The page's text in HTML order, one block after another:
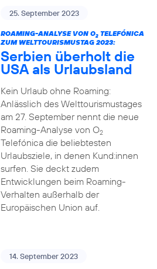
25. September 2023
ROAMING-ANALYSE VON O2TELEFÓNICA
ZUM WELTTOURISMUSTAG 2023:
Serbien überholt die
USA als Urlaubsland
Kein Urlaub ohne Roaming:
Anlässlich des Welttourismustages
am 27. September nennt die neue
Roaming-Analyse von O2
Telefónica die beliebtesten
Urlaubsziele, in denen Kund:innen
surfen. Sie deckt zudem
Entwicklungen beim Roaming-
Verhalten außerhalb der
Europäischen Union auf.
14. September 2023